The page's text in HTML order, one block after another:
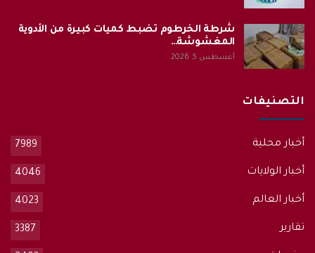
شرطة الخرطوم تضبط كميات كبيرة من الأدوية
المغشوشة…
أغسطس 5, 2026
التصنيفات
أخبار محلية 7989
أخبار الولايات 4046
أخبار العالم 4023
تقارير 3387